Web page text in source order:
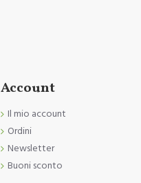
Account
Il mio account
Ordini
Newsletter
Buoni sconto